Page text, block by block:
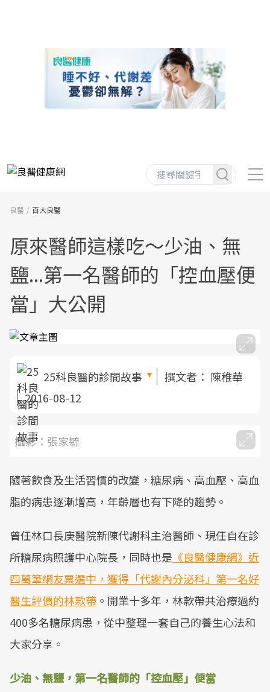
良醫 百大良醫
原來醫師這樣吃～少油、無
鹽...第一名醫師的「控血壓便
當」大公開
25科良醫的診間故事 撰文者： 陳稚華
2016-08-12
攝影：張家毓
隨著飲食及生活習慣的改變，糖尿病、高血壓、高血
脂的病患逐漸增高，年齡層也有下降的趨勢。
曾任林口長庚醫院新陳代謝科主治醫師、現任自在診
所糖尿病照護中心院長，同時也是 《良醫健康網》近
四萬筆網友票選中，獲得「代謝內分泌科」第一名好
醫生評價的林款帶 。開業十多年，林款帶共治療過約
400多名糖尿病患，從中整理一套自己的養生心法和
大家分享。
少油、無鹽，第一名醫師的「控血壓」便當